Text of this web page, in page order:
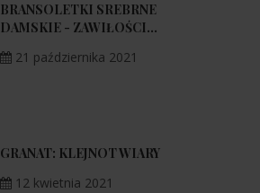
BRANSOLETKI SREBRNE
DAMSKIE - ZAWIŁOŚCI...
21 października 2021
GRANAT: KLEJNOT WIARY
12 kwietnia 2021